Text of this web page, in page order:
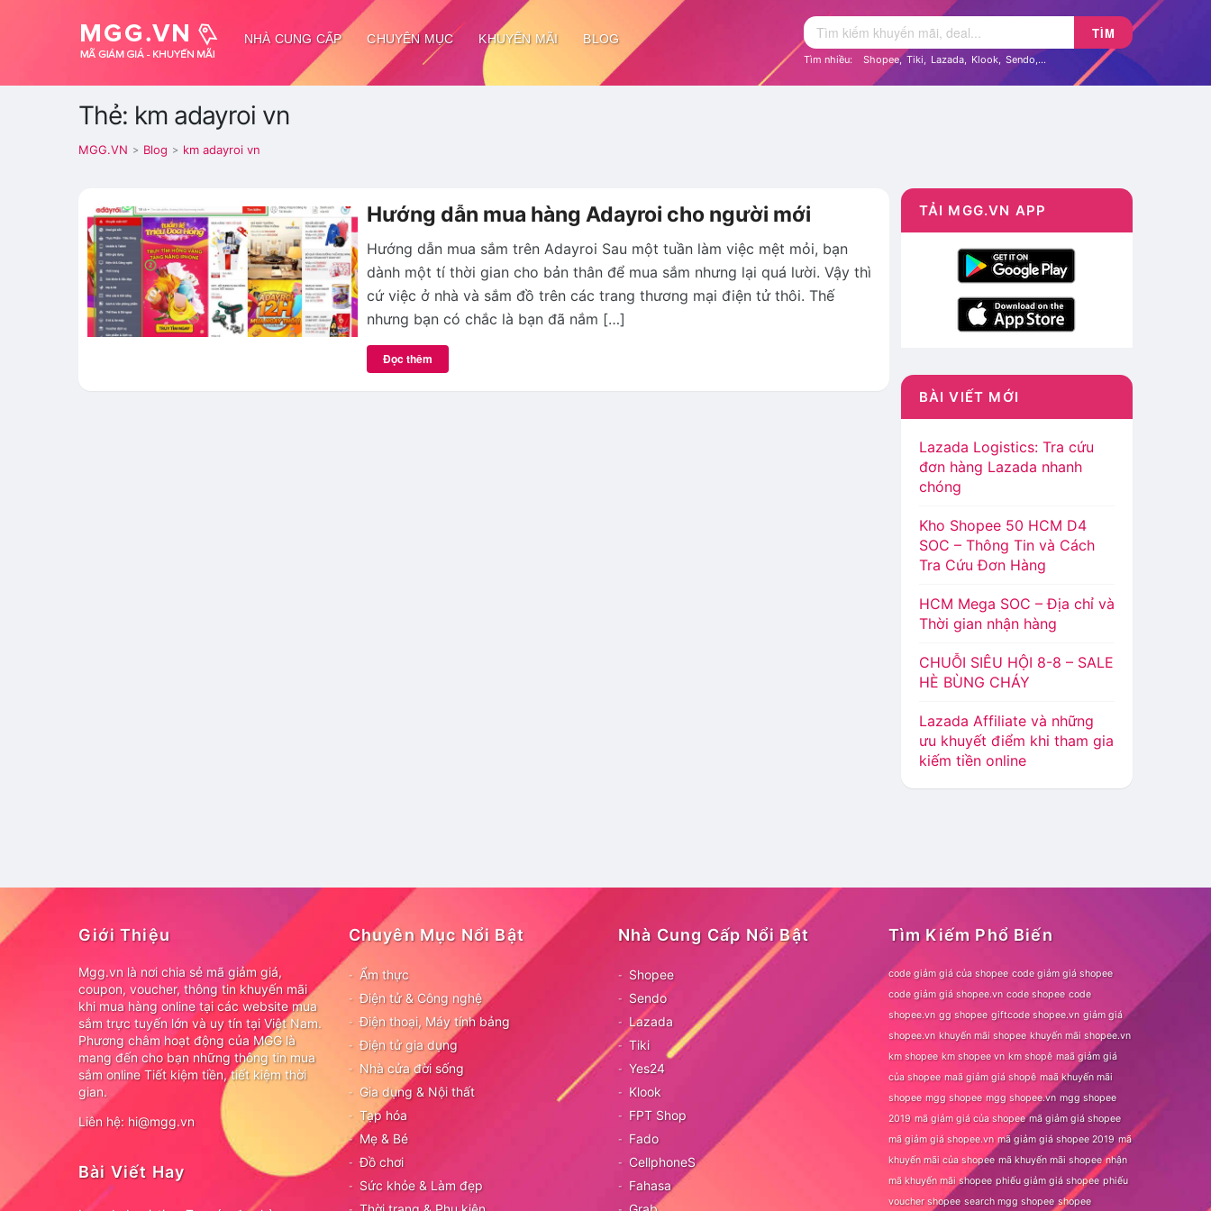
NHÀ CUNG CẤP CHUYÊN MỤC KHUYẾN MÃI BLOG TÌM
Tìm nhiều: Shopee, Tiki, Lazada, Klook, Sendo,...
Thẻ: km adayroi vn
MGG.VN > Blog > km adayroi vn
Hướng dẫn mua hàng Adayroi cho người mới
Hướng dẫn mua sắm trên Adayroi Sau một tuần làm việc mệt mỏi, bạn
dành một tí thời gian cho bản thân để mua sắm nhưng lại quá lười. Vậy thì
cứ việc ở nhà và sắm đồ trên các trang thương mại điện tử thôi. Thế
nhưng bạn có chắc là bạn đã nắm […]
Đọc thêm
TẢI MGG.VN APP
BÀI VIẾT MỚI
Lazada Logistics: Tra cứu
đơn hàng Lazada nhanh
chóng
Kho Shopee 50 HCM D4
SOC – Thông Tin và Cách
Tra Cứu Đơn Hàng
HCM Mega SOC – Địa chỉ và
Thời gian nhận hàng
CHUỖI SIÊU HỘI 8-8 – SALE
HÈ BÙNG CHÁY
Lazada Affiliate và những
ưu khuyết điểm khi tham gia
kiếm tiền online
Giới Thiệu
Mgg.vn là nơi chia sẻ mã giảm giá,
coupon, voucher, thông tin khuyến mãi
khi mua hàng online tại các website mua
sắm trực tuyến lớn và uy tín tại Việt Nam.
Phương châm hoạt động của MGG là
mang đến cho bạn những thông tin mua
sắm online Tiết kiệm tiền, tiết kiệm thời
gian.
Liên hệ: hi@mgg.vn
Bài Viết Hay
Chuyên Mục Nổi Bật
Ẩm thực
Điện tử & Công nghệ
Điện thoại, Máy tính bảng
Điện tử gia dụng
Nhà cửa đời sống
Gia dụng & Nội thất
Tạp hóa
Mẹ & Bé
Đồ chơi
Sức khỏe & Làm đẹp
Nhà Cung Cấp Nổi Bật
Shopee
Sendo
Lazada
Tiki
Yes24
Klook
FPT Shop
Fado
CellphoneS
Fahasa
Tìm Kiếm Phổ Biến
code giảm giá của shopee code giảm giá shopee
code giảm giá shopee.vn code shopee code
shopee.vn gg shopee giftcode shopee.vn giảm giá
shopee.vn khuyến mãi shopee khuyến mãi shopee.vn
km shopee km shopee vn km shopê maã giảm giá
của shopee maã giảm giá shopê maã khuyến mãi
shopee mgg shopee mgg shopee.vn mgg shopee
2019 mã giảm giá của shopee mã giảm giá shopee
mã giảm giá shopee.vn mã giảm giá shopee 2019 mã
khuyến mãi của shopee mã khuyến mãi shopee nhận
mã khuyến mãi shopee phiếu giảm giá shopee phiếu
voucher shopee search mgg shopee shopee